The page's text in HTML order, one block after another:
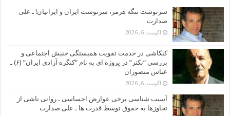
سرنوشت تنگه هرمز، سرنوشت ایران و ایرانیان! ـ علی
صدارت
آگوست 6, 2026
کنکاشی در خدمت تقویت همبستگی جنبش اجتماعی و
بررسی “نکثر” در پروژه ای به نام “کنگره آزادی ایران” (۶) ـ
عباس منصوران
آگوست 6, 2026
آسیب شناسی برخی عوارض احساسی ـ روانی ناشی از
تجاوزها به حقوق توسط قدرت ها ـ علی صدارت